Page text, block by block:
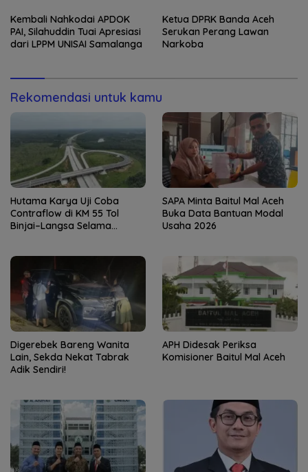
Kembali Nahkodai APDOK
PAI, Silahuddin Tuai Apresiasi
dari LPPM UNISAI Samalanga
Ketua DPRK Banda Aceh
Serukan Perang Lawan
Narkoba
Rekomendasi untuk kamu
Hutama Karya Uji Coba
Contraflow di KM 55 Tol
Binjai–Langsa Selama
SAPA Minta Baitul Mal Aceh
Buka Data Bantuan Modal
Usaha 2026
Digerebek Bareng Wanita
Lain, Sekda Nekat Tabrak
Adik Sendiri!
APH Didesak Periksa
Komisioner Baitul Mal Aceh